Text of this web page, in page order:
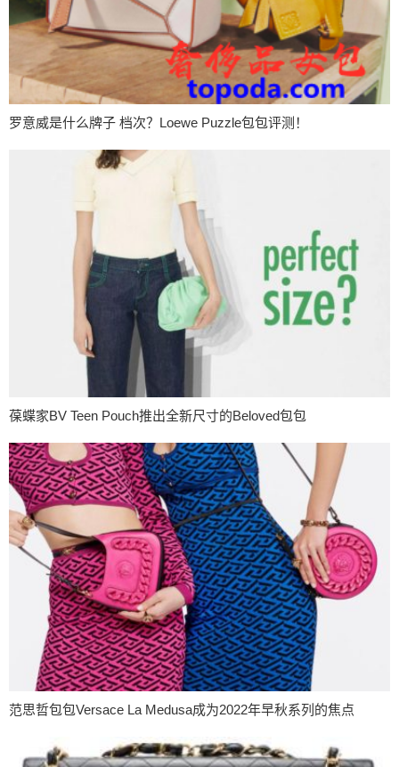
罗意威是什么牌子 档次？Loewe Puzzle包包评测！
葆蝶家BV Teen Pouch推出全新尺寸的Beloved包包
范思哲包包Versace La Medusa成为2022年早秋系列的焦点